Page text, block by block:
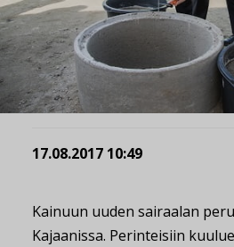
17.08.2017 10:49
Kainuun uuden sairaalan
Kajaanissa. Perinteisiin